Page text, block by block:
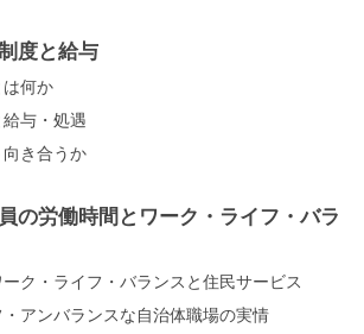
度と給与
何か
与・処遇
き合うか
労働時間とワーク・ライフ・バラ
ク・ライフ・バランスと住民サービス
アンバランスな自治体職場の実情